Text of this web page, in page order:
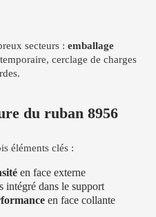
secteurs : emballage
cerclage de charges
du ruban 8956
éléments clés :
en face externe
intégré dans le support
en face collante